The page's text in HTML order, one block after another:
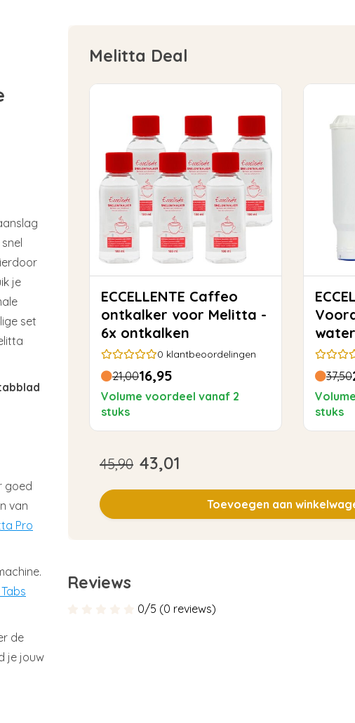
je
set
goed
van
Pro
de
je jouw
Melitta Deal
ECCELLENTE Caffeo
ontkalker voor Melitta -
6x ontkalken
0 klantbeoordelingen
21,0016,95
Volume voordeel vanaf 2
stuks
voor
37,50
stuks
45,90 43,01
Toevoegen aan
Reviews
0/5 (0 reviews)